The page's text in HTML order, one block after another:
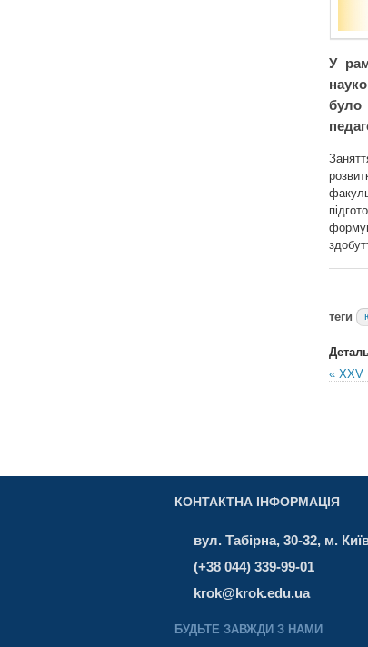
У
було
теги
« ХХV
КОНТАКТНА ІНФОРМАЦІЯ
вул. Табірна, 30-32, м.
(+38 044) 339-99-01
krok@krok.edu.ua
БУДЬТЕ ЗАВЖДИ З НАМИ